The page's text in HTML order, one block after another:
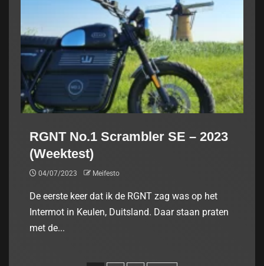
RGNT No.1 Scrambler SE – 2023
(Weektest)
04/07/2023 Meifesto
De eerste keer dat ik de RGNT zag was op het
Intermot in Keulen, Duitsland. Daar staan praten
met de...